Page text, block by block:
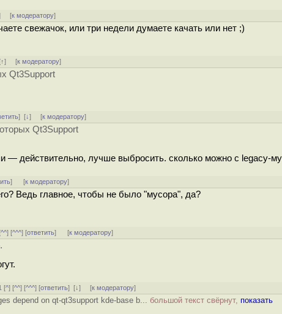
[к модератору]
свежачок, или три недели думаете качать или нет ;)
↑] [к модератору]
Qt3Support
][↓] [к модератору]
Qt3Support
— действительно, лучше выбросить. сколько можно с legacy-
] [к модератору]
Ведь главное, чтобы не было "мусора", да?
^^] [^^^] [ответить] [к модератору]
[^] [^^] [^^^] [ответить][↓] [к модератору]
depend on qt-qt3support kde-base b... большой текст свёрнут, показать